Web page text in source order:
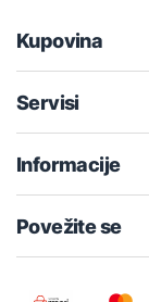
Kupovina
Servisi
Informacije
Povežite se